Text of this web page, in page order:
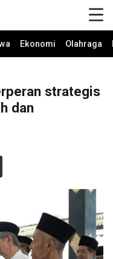
Ekonomi Olahraga
strategis
dan